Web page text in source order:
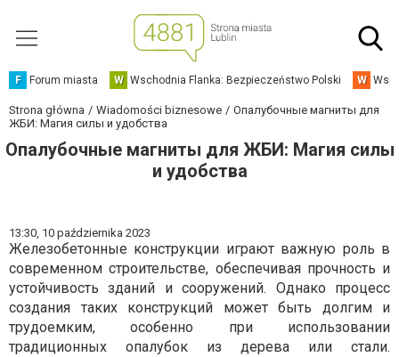
F Forum miasta W Wschodnia Flanka: Bezpieczeństwo Polski W
Strona główna Wiadomości biznesowe
Опалубочные магниты для
ЖБИ: Магия силы и удобства
Опалубочные магниты для ЖБИ: Магия силы
и удобства
13:30, 10 października 2023
Железобетонные конструкции играют важную роль в
современном строительстве, обеспечивая прочность и
устойчивость зданий и сооружений. Однако процесс
создания таких конструкций может быть долгим и
трудоемким, особенно при использовании
традиционных опалубок из дерева или стали.